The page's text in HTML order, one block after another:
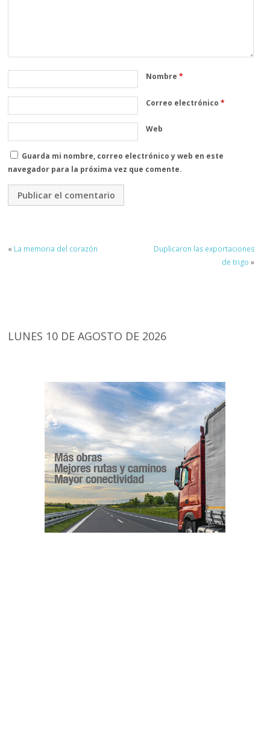
Nombre*
Correo electrónico*
Web
Guarda mi nombre, correo electrónico y web en este
navegador para la próxima vez que comente.
« La memoria del corazón
Duplicaron las exportaciones
de trigo »
LUNES 10 DE AGOSTO DE 2026